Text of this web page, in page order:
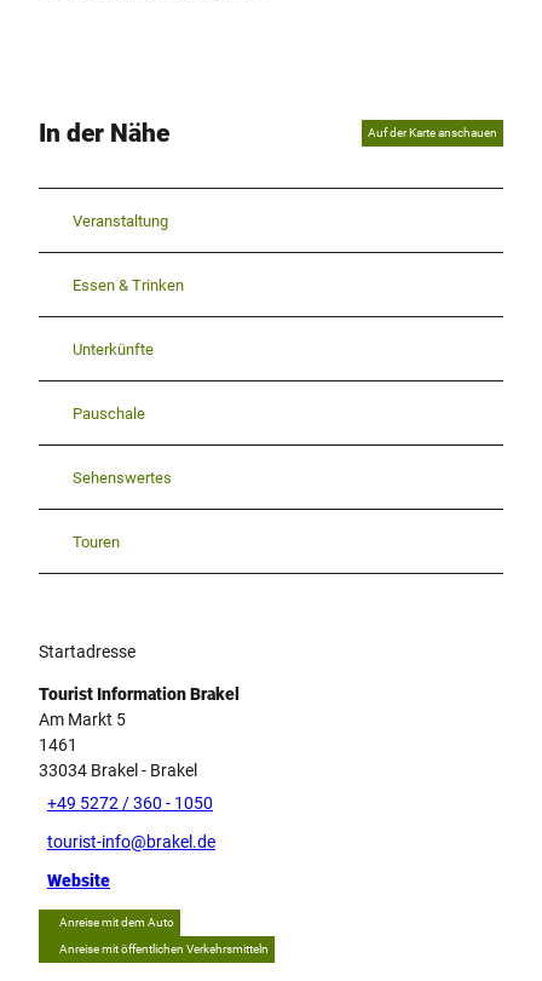
In der Nähe Auf der Karte anschauen
Veranstaltung
Essen & Trinken
Unterkünfte
Pauschale
Sehenswertes
Touren
Startadresse
Tourist Information Brakel
Am Markt 5
1461
33034 Brakel - Brakel
+49 5272 / 360 - 1050
tourist-info@brakel.de
Website
Anreise mit dem Auto
Anreise mit öffentlichen Verkehrsmitteln